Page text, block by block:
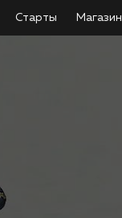
Старты Магазин